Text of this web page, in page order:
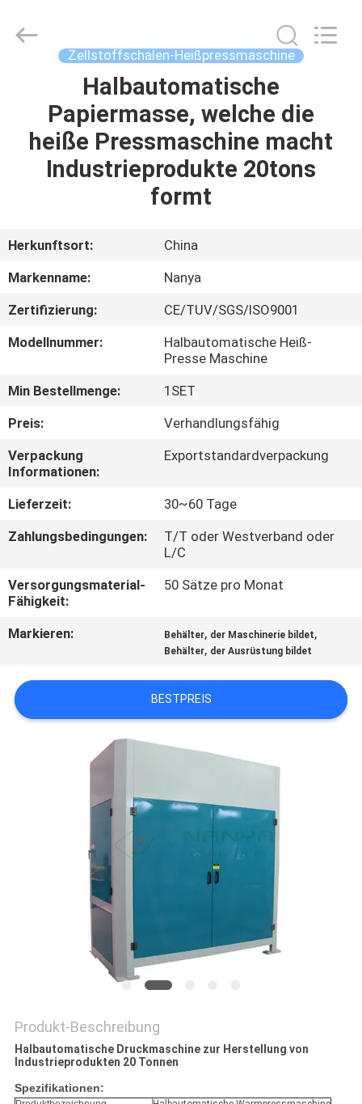
PRODUKTE
VR
SHOW
ÜBER
UNS
FABRIK-
AUSFLUG
QUALITÄTSKONTROLLE
TRETEN
MIT
UNS
IN
NACHRICHTEN
SITEMAP
Equipment
Zellstoffschalen-Heißpressmaschine
Halbautomatische
Papiermasse, welche die
heiße Pressmaschine macht
Industrieprodukte 20tons
formt
Herkunftsort:
China
Markenname:
Nanya
Zertifizierung:
CE/TUV/SGS/ISO9001
Modellnummer:
Halbautomatische Heiß-
Presse Maschine
Min Bestellmenge:
1SET
Preis:
Verhandlungsfähig
Verpackung
Informationen:
Exportstandardverpackung
Lieferzeit:
30~60 Tage
Zahlungsbedingungen:
T/T oder Westverband oder
L/C
Versorgungsmaterial-
Fähigkeit:
50 Sätze pro Monat
Markieren: Behälter, der Maschinerie bildet,
Behälter, der Ausrüstung bildet
BESTPREIS
Produkt-Beschreibung
Halbautomatische Druckmaschine zur Herstellung von
Industrieprodukten 20 Tonnen
Spezifikationen: